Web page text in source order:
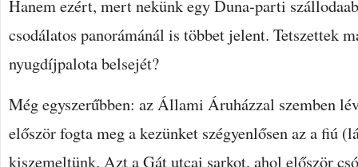
Hanem ezért, mert nekünk egy Duna-parti
csodálatos panorámánál is többet jelent. Tetszettek
nyugdíjpalota belsejét?
Még egyszerűbben: az Állami Áruházzal szemben
először fogta meg a kezünket szégyenlősen az a fiú
kiszemeltünk. Azt a Gát utcai sarkot, ahol először